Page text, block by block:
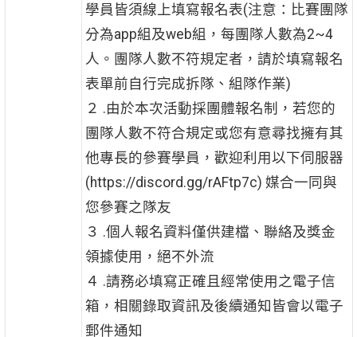
學員皆須線上填寫報名表(注意：比賽團隊
分為app組及web組，每團隊人數為2~4
人。團隊人數不符規定者，請於填寫報名
表單前自行完成拆隊、組隊作業)
２ .由於本次活動採團體報名制，若您的
團隊人數不符合規定或您有意尋找擁有其
他專長的參賽學員，歡迎利用以下伺服器
(https://discord.gg/rAFtp7c) 媒合一同與
您參賽之隊友
３ .個人報名資料僅供建檔、聯絡及獎金
領據使用，絕不外流
４ .請務必填寫正確且經常使用之電子信
箱，相關錄取資訊及後續通知皆會以電子
郵件通知